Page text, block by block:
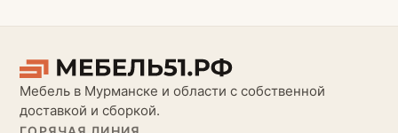
Мебель в Мурманске и области с собственной
доставкой и сборкой.